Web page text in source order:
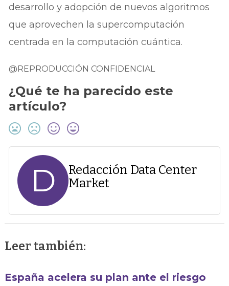
desarrollo y adopción de nuevos algoritmos
que aprovechen la supercomputación
centrada en la computación cuántica.
@REPRODUCCIÓN CONFIDENCIAL
¿Qué te ha parecido este
artículo?
D
Redacción Data Center
Market
Leer también:
España acelera su plan ante el riesgo